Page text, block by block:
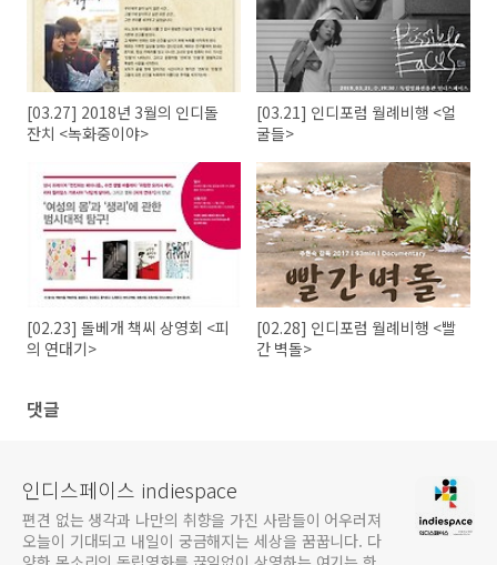
[03.27] 2018년 3월의 인디돌
잔치 <녹화중이야>
[03.21] 인디포럼 월례비행 <얼
굴들>
[02.23] 돌베개 책씨 상영회 <피
의 연대기>
[02.28] 인디포럼 월례비행 <빨
간 벽돌>
댓글
인디스페이스 indiespace
편견 없는 생각과 나만의 취향을 가진 사람들이 어우러져
오늘이 기대되고 내일이 궁금해지는 세상을 꿈꿉니다. 다